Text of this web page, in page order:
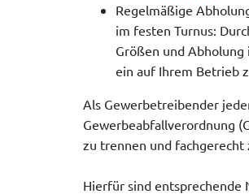
Regelmäßige
im festen Turnus:
Größen und
ein auf Ihrem Betrieb
Als Gewerbetreibender
Gewerbeabfallverordnung
zu trennen und fachgerecht
Hierfür sind entsprechende